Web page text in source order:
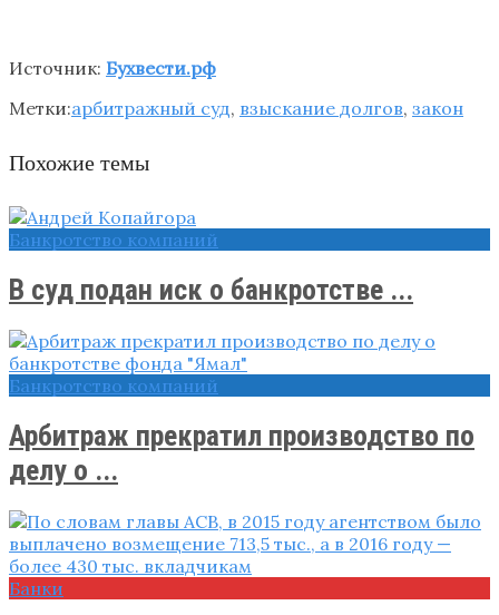
Источник: Бухвести.рф
Метки:арбитражный суд, взыскание долгов, закон
Похожие темы
Банкротство компаний
В суд подан иск о банкротстве ...
Банкротство компаний
Арбитраж прекратил производство по
делу о ...
Банки